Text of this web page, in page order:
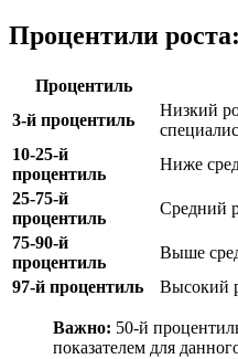
Процентили
Процентиль
3-й процентиль
Низкий
10-25-й
процентиль
Ниже
25-75-й
процентиль
Средний
75-90-й
процентиль
Выше
97-й процентиль
Высокий
Важно: 50-й
показателем для